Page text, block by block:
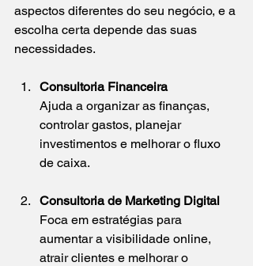
aspectos diferentes do seu negócio, e a
escolha certa depende das suas
necessidades.
Consultoria Financeira
Ajuda a organizar as finanças,
controlar gastos, planejar
investimentos e melhorar o fluxo
de caixa.
Consultoria de Marketing Digital
Foca em estratégias para
aumentar a visibilidade online,
atrair clientes e melhorar o